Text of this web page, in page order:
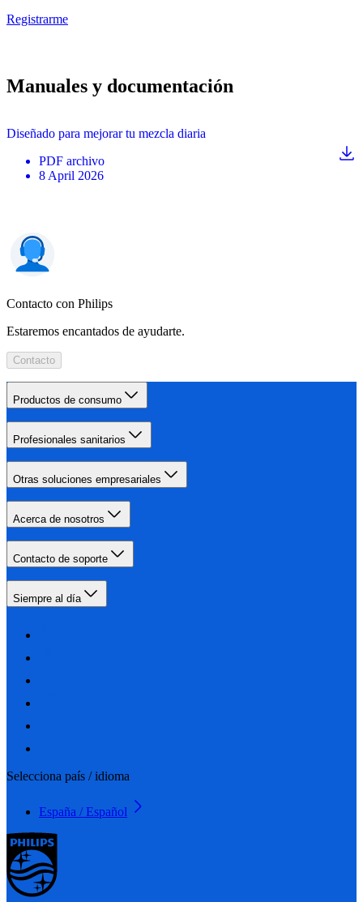
Registrarme
Manuales y documentación
Diseñado para mejorar tu mezcla diaria
PDF archivo
8 April 2026
Contacto con Philips
Estaremos encantados de ayudarte.
Contacto
Productos de consumo
Profesionales sanitarios
Otras soluciones empresariales
Acerca de nosotros
Contacto de soporte
Siempre al día
Selecciona país / idioma
España / Español